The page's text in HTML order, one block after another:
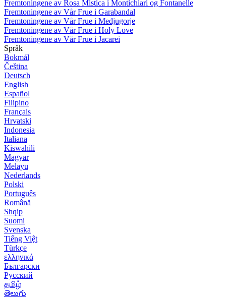
Fremtoningene av Rosa Mistica i Montichiari og Fontanelle
Fremtoningene av Vår Frue i Garabandal
Fremtoningene av Vår Frue i Medjugorje
Fremtoningene av Vår Frue i Holy Love
Fremtoningene av Vår Frue i Jacarei
Språk
Bokmål
Čeština
Deutsch
English
Español
Filipino
Français
Hrvatski
Indonesia
Italiana
Kiswahili
Magyar
Melayu
Nederlands
Polski
Português
Română
Shqip
Suomi
Svenska
Tiếng Việt
Türkçe
ελληνικά
Български
Русский
தமிழ்
తెలుగు